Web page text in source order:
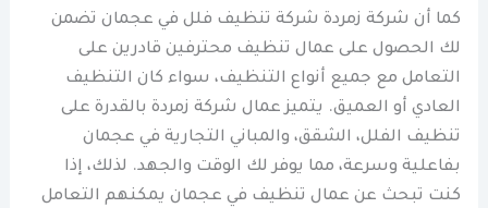
كما أن شركة زمردة شركة تنظيف فلل في عجمان تضمن
لك الحصول على عمال تنظيف محترفين قادرين على
التعامل مع جميع أنواع التنظيف، سواء كان التنظيف
العادي أو العميق. يتميز عمال شركة زمردة بالقدرة على
تنظيف الفلل، الشقق، والمباني التجارية في عجمان
بفاعلية وسرعة، مما يوفر لك الوقت والجهد. لذلك، إذا
كنت تبحث عن عمال تنظيف في عجمان يمكنهم التعامل